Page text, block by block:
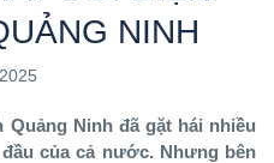
NINH
Ninh đã gặt hái nhiều
của cả nước. Nhưng bên